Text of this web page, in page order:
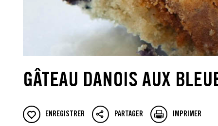
GÂTEAU DANOIS AUX
ENREGISTRER PARTAGER IMPRIMER